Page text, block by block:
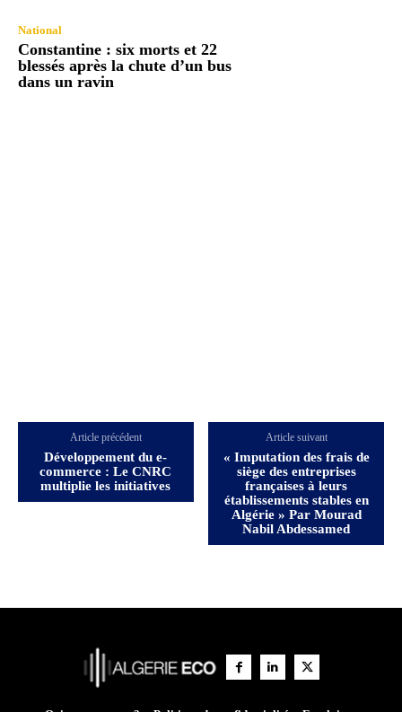
National
Constantine : six morts et 22
blessés après la chute d’un bus
dans un ravin
Article précédent
Développement du e-
commerce : Le CNRC
multiplie les initiatives
Article suivant
« Imputation des frais de
siège des entreprises
françaises à leurs
établissements stables en
Algérie » Par Mourad
Nabil Abdessamed